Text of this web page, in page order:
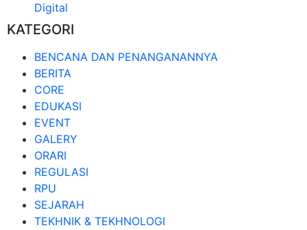
Digital
KATEGORI
BENCANA DAN PENANGANANNYA
BERITA
CORE
EDUKASI
EVENT
GALERY
ORARI
REGULASI
RPU
SEJARAH
TEKHNIK & TEKHNOLOGI